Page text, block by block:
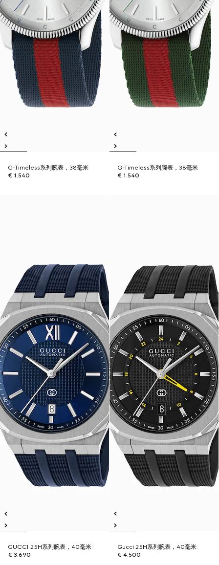
G-Timeless系列腕表，38毫米
€ 1.540
G-Timeless系列腕表，38毫米
€ 1.540
GUCCI 25H系列腕表，40毫米
€ 3.690
Gucci 25H系列腕表，40毫米
€ 4.500